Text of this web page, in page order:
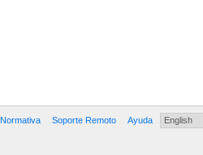
Normativa Soporte Remoto Ayuda